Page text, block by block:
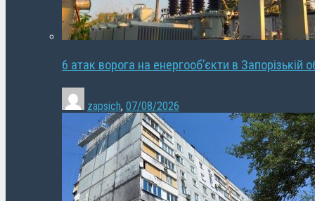
6 атак ворога на енергооб’єкти в Запорізькій
zapsich, 07/08/2026